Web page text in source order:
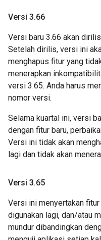
Versi 3.66
Versi baru 3.66 akan
Setelah dirilis, versi ini
menghapus fitur yang
menerapkan
versi 3.65. Anda harus
nomor versi.
Selama kuartal ini, versi
dengan fitur baru,
Versi ini tidak akan
lagi dan tidak akan
Versi 3.65
Versi ini menyertakan
digunakan lagi, dan/atau
mundur dibandingkan